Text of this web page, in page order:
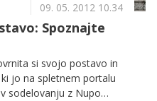
09. 05. 2012 10.34
Spoznajte
si svojo postavo in
jo na spletnem portalu
sodelovanju z Nupo